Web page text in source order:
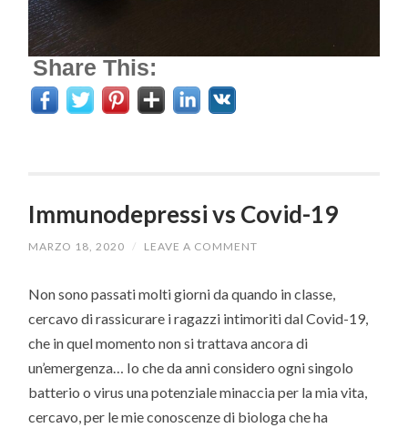
Share This:
Immunodepressi vs Covid-19
MARZO 18, 2020 / LEAVE A COMMENT
Non sono passati molti giorni da quando in classe,
cercavo di rassicurare i ragazzi intimoriti dal Covid-19,
che in quel momento non si trattava ancora di
un’emergenza… Io che da anni considero ogni singolo
batterio o virus una potenziale minaccia per la mia vita,
cercavo, per le mie conoscenze di biologa che ha